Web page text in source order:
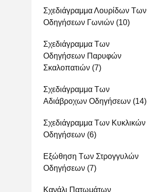
Σχεδιάγραμμα Λουρίδων Των
Οδηγήσεων Γωνιών (10)
Σχεδιάγραμμα Των
Οδηγήσεων Παρυφών
Σκαλοπατιών (7)
Σχεδιάγραμμα Των
Αδιάβροχων Οδηγήσεων (14)
Σχεδιάγραμμα Των Κυκλικών
Οδηγήσεων (6)
Εξώθηση Των Στρογγυλών
Οδηγήσεων (7)
Κανάλι Πατωμάτων